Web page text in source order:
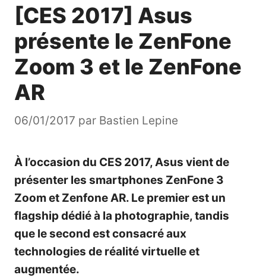
[CES 2017] Asus
présente le ZenFone
Zoom 3 et le ZenFone
AR
06/01/2017 par Bastien Lepine
À l’occasion du CES 2017, Asus vient de
présenter les smartphones ZenFone 3
Zoom et Zenfone AR. Le premier est un
flagship dédié à la photographie, tandis
que le second est consacré aux
technologies de réalité virtuelle et
augmentée.